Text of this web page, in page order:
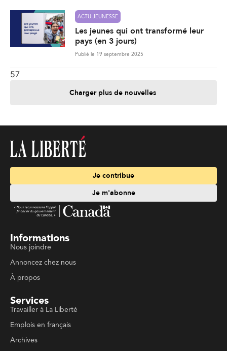
ACTU JEUNESSE
Les jeunes qui ont transformé leur
pays (en 3 jours)
Publié le 19 septembre 2025
57
Charger plus de nouvelles
Je contribue
Je m'abonne
Informations
Nous joindre
Annoncez chez nous
À propos
Services
Travailler à La Liberté
Emplois en français
Archives